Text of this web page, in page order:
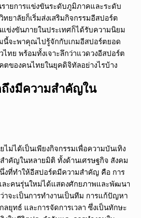
ายการแข่งขันระดับภูมิภาคและระดับ
ทยาลัยก็เริ่มส่งเสริมกิจกรรมอีสปอร์ต
ข่งขันภายในประเทศก็ได้รับความนิยม
นี้จะพาคุณไปรู้จักกับเกมอีสปอร์ตยอด
ทย พร้อมทั้งเจาะลึกว่าแวดวงอีสปอร์ต
ตของคนไทยในยุคดิจิทัลอย่างไรบ้าง
งมีความสำคัญใน
ม่ได้เป็นเพียงกิจกรรมเพื่อความบันเทิง
ำคัญในหลายมิติ ทั้งด้านเศรษฐกิจ สังคม
งที่ทำให้อีสปอร์ตมีความสำคัญ คือ การ
ละคนรุ่นใหม่ได้แสดงศักยภาพและพัฒนา
จะเป็นการทำงานเป็นทีม การแก้ปัญหา
ลยุทธ์ และการจัดการเวลา ซึ่งเป็นทักษะ